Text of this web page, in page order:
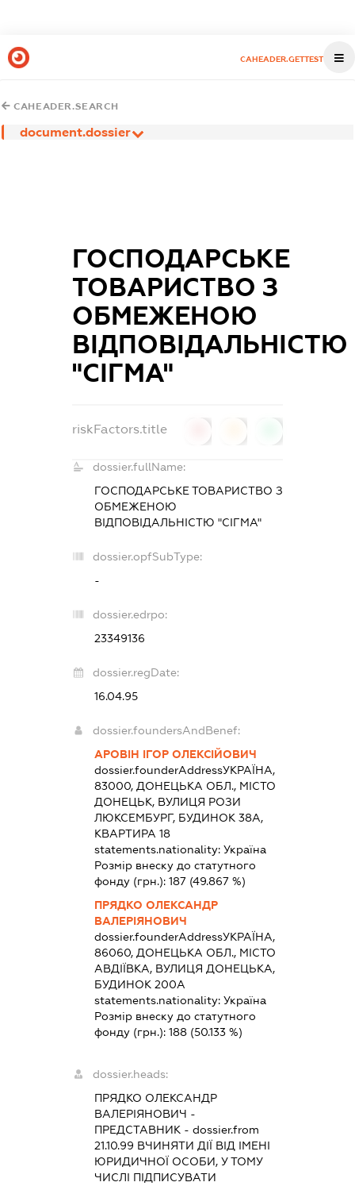
CAHEADER.GETTEST
CAHEADER.SEARCH
document.dossier
ГОСПОДАРСЬКЕ
ТОВАРИСТВО З
ОБМЕЖЕНОЮ
ВІДПОВІДАЛЬНІСТЮ
"СІГМА"
riskFactors.title
dossier.fullName:
ГОСПОДАРСЬКЕ ТОВАРИСТВО З
ОБМЕЖЕНОЮ
ВІДПОВІДАЛЬНІСТЮ "СІГМА"
dossier.opfSubType:
-
dossier.edrpo:
23349136
dossier.regDate:
16.04.95
dossier.foundersAndBenef:
АРОВІН ІГОР ОЛЕКСІЙОВИЧ
dossier.founderAddressУКРАЇНА,
83000, ДОНЕЦЬКА ОБЛ., МІСТО
ДОНЕЦЬК, ВУЛИЦЯ РОЗИ
ЛЮКСЕМБУРГ, БУДИНОК 38А,
КВАРТИРА 18
statements.nationality: Україна
Розмір внеску до статутного
фонду (грн.): 187(49.867 %)
ПРЯДКО ОЛЕКСАНДР
ВАЛЕРІЯНОВИЧ
dossier.founderAddressУКРАЇНА,
86060, ДОНЕЦЬКА ОБЛ., МІСТО
АВДІЇВКА, ВУЛИЦЯ ДОНЕЦЬКА,
БУДИНОК 200А
statements.nationality: Україна
Розмір внеску до статутного
фонду (грн.): 188(50.133 %)
dossier.heads:
ПРЯДКО ОЛЕКСАНДР
ВАЛЕРІЯНОВИЧ -
ПРЕДСТАВНИК- dossier.from
21.10.99 ВЧИНЯТИ ДІЇ ВІД ІМЕНІ
ЮРИДИЧНОЇ ОСОБИ, У ТОМУ
ЧИСЛІ ПІДПИСУВАТИ